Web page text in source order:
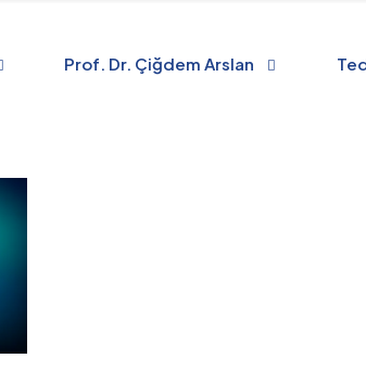
Prof. Dr. Çiğdem Arslan